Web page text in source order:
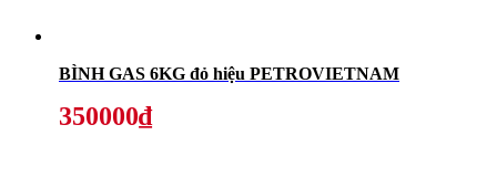
BÌNH GAS 6KG đỏ hiệu PETROVIETNAM
350000₫